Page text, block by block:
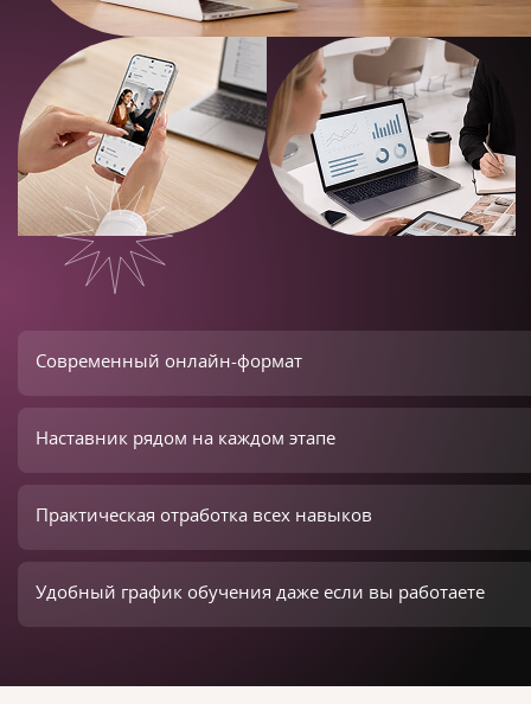
Современный онлайн-формат
Наставник рядом на каждом этапе
Практическая отработка всех навыков
Удобный график обучения даже если вы работаете